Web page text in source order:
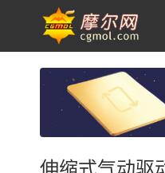
伸缩式气动驱